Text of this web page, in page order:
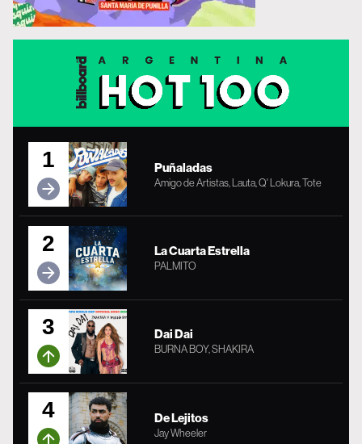
1 Puñaladas
Amigo de Artistas, Lauta, Q' Lokura, Tote
2 La Cuarta Estrella
PALMITO
3 Dai Dai
BURNA BOY, SHAKIRA
4 De Lejitos
Jay Wheeler